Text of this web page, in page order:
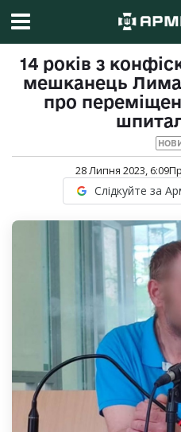
14 років з
мешканець
про
28 Липня 2023, 6:09
Слідкуйте за